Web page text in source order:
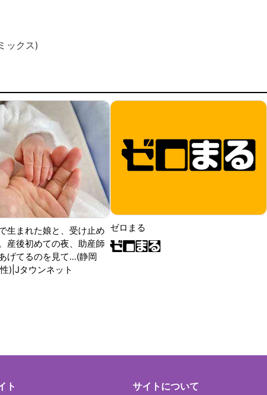
ックス)
生まれた娘と、受け止め
産後初めての夜、助産師
げてるのを見て...(静岡
)|Jタウンネット
ゼロまる
ト サイトについて